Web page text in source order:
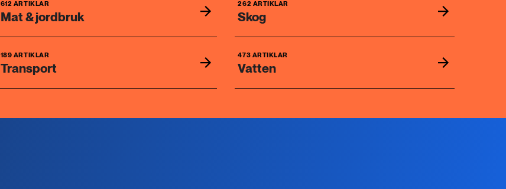
612 ARTIKLAR
Mat & jordbruk
262 ARTIKLAR
Skog
189 ARTIKLAR
Transport
473 ARTIKLAR
Vatten